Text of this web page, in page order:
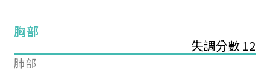
胸部
失調分數 12
肺部